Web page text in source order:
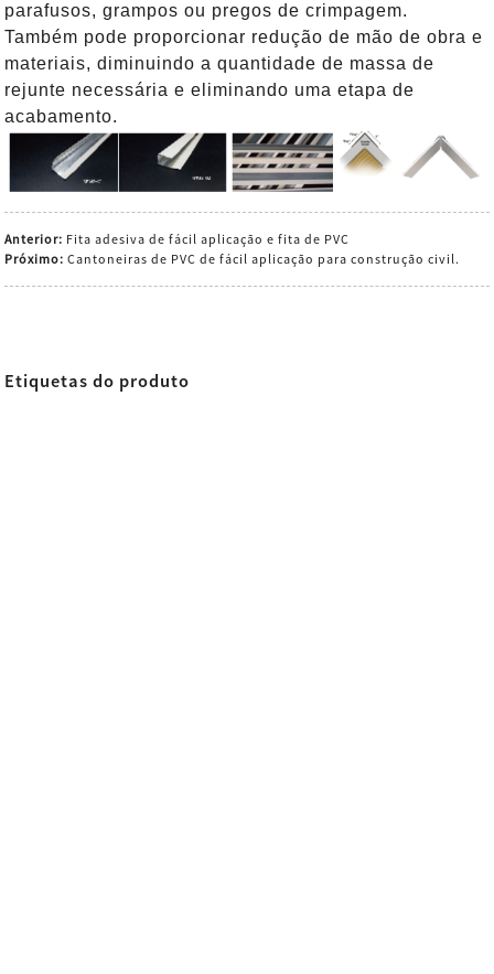
parafusos, grampos ou pregos de crimpagem.
Também pode proporcionar redução de mão de obra e
materiais, diminuindo a quantidade de massa de
rejunte necessária e eliminando uma etapa de
acabamento.
Anterior: Fita adesiva de fácil aplicação e fita de PVC
Próximo: Cantoneiras de PVC de fácil aplicação para construção civil.
Etiquetas do produto